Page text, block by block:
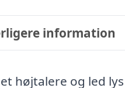
information
højtalere og led